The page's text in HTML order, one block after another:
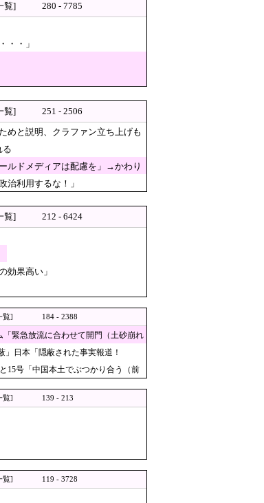
り落とす 偶然起爆せ
ｗｗｗｗｗｗｗｗｗｗｗｗ
は間違いないねｗ」
ル運用が徹底できな
トで話題に → ………
追跡中！
級の変態ミサ
に高給だけ毟り取っ
1.7キロの追突
数」イオン側が社内
衝撃の声！」→「日本
覧]
280 - 7785
・・」
覧]
251 - 2506
めと説明、クラファン立ち上げも
る
ルドメディアは配慮を」→かわり
治利用するな！」
覧]
212 - 6424
効果高い」
覧] 184 - 2388
緊急放流に合わせて開門（土砂崩れ
」日本「隠蔽された事実報道！
15号「中国本土でぶつかり合う（前
覧] 139 - 213
覧] 119 - 3728